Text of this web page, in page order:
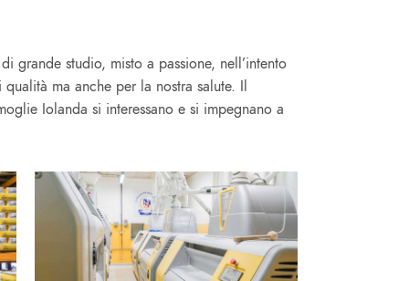
grande studio, misto a passione, nell’intento
ma anche per la nostra salute. Il
Iolanda si interessano e si impegnano a